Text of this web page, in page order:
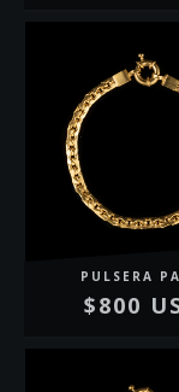
PULSERA
$800